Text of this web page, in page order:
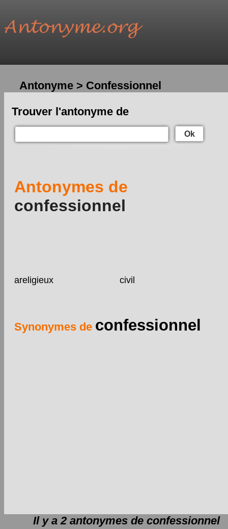
Antonyme > Confessionnel
Trouver l'antonyme de
Ok
Antonymes de
confessionnel
areligieux civil
Synonymes de confessionnel
Il y a 2 antonymes de confessionnel